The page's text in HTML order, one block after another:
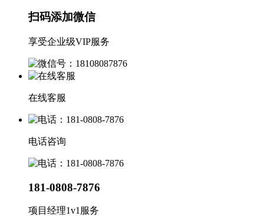
扫码添加微信
享受企业级VIP服务
在线客服
电话咨询
181-0808-7876
项目经理1v1服务